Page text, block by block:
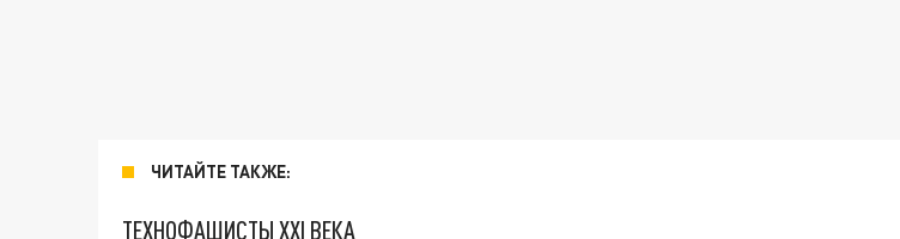
ЧИТАЙТЕ ТАКЖЕ:
ТЕХНОФАШИСТЫ XXI ВЕКА